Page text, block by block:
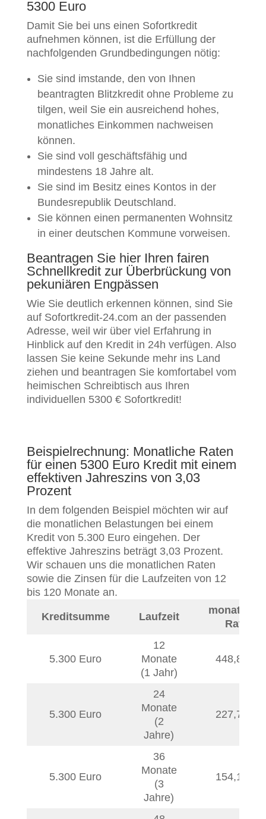
5300 Euro
Damit Sie bei uns einen Sofortkredit
aufnehmen können, ist die Erfüllung der
nachfolgenden Grundbedingungen nötig:
Sie sind imstande, den von Ihnen
beantragten Blitzkredit ohne Probleme zu
tilgen, weil Sie ein ausreichend hohes,
monatliches Einkommen nachweisen
können.
Sie sind voll geschäftsfähig und
mindestens 18 Jahre alt.
Sie sind im Besitz eines Kontos in der
Bundesrepublik Deutschland.
Sie können einen permanenten Wohnsitz
in einer deutschen Kommune vorweisen.
Beantragen Sie hier Ihren fairen
Schnellkredit zur Überbrückung von
pekuniären Engpässen
Wie Sie deutlich erkennen können, sind Sie
auf Sofortkredit-24.com an der passenden
Adresse, weil wir über viel Erfahrung in
Hinblick auf den Kredit in 24h verfügen. Also
lassen Sie keine Sekunde mehr ins Land
ziehen und beantragen Sie komfortabel vom
heimischen Schreibtisch aus Ihren
individuellen 5300 € Sofortkredit!
Beispielrechnung: Monatliche Raten
für einen 5300 Euro Kredit mit einem
effektiven Jahreszins von 3,03
Prozent
In dem folgenden Beispiel möchten wir auf
die monatlichen Belastungen bei einem
Kredit von 5.300 Euro eingehen. Der
effektive Jahreszins beträgt 3,03 Prozent.
Wir schauen uns die monatlichen Raten
sowie die Zinsen für die Laufzeiten von 12
bis 120 Monate an.
Kreditsumme Laufzeit
monatliche
Rate
5.300 Euro
12
Monate
(1 Jahr)
448,85
5.300 Euro
24
Monate
(2
Jahre)
227,77
5.300 Euro
36
Monate
(3
Jahre)
154,10